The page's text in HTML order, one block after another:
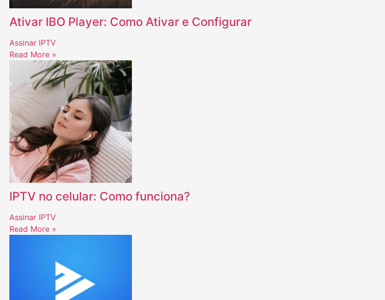
Ativar IBO Player: Como Ativar e Configurar
Assinar IPTV
Read More »
IPTV no celular: Como funciona?
Assinar IPTV
Read More »